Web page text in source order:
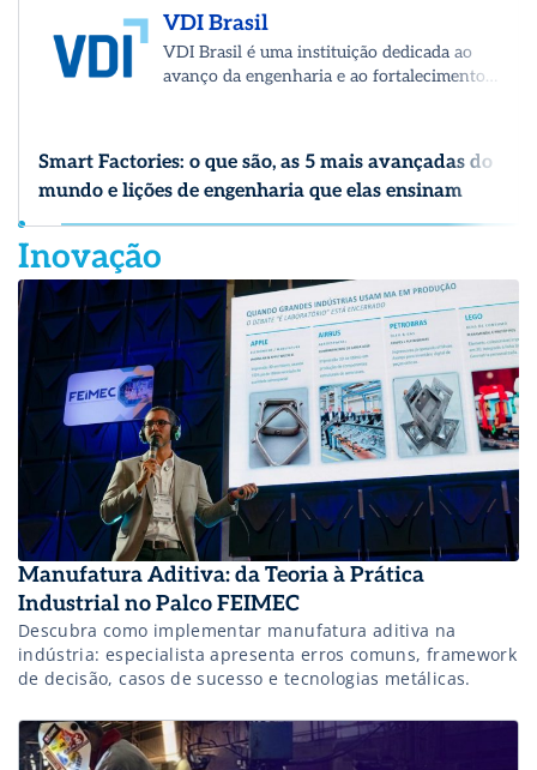
VDI Brasil
VDI Brasil é uma instituição dedicada ao
avanço da engenharia e ao fortalecimento
os principais players do ecossistema
industrial.
Smart Factories: o que são, as 5 mais avançadas do
mundo e lições de engenharia que elas ensinam
Inovação
Manufatura Aditiva: da Teoria à Prática
Industrial no Palco FEIMEC
Descubra como implementar manufatura aditiva na
indústria: especialista apresenta erros comuns, framework
de decisão, casos de sucesso e tecnologias metálicas.